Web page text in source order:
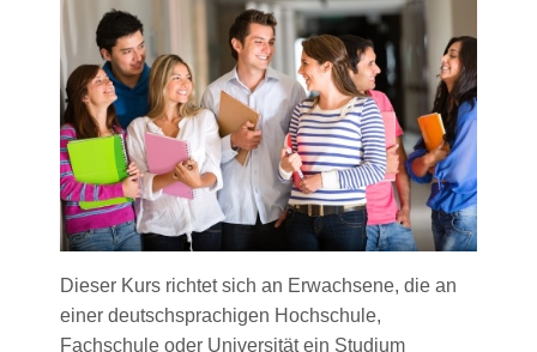
Dieser Kurs richtet sich an Erwachsene, die an
einer deutschsprachigen Hochschule,
Fachschule oder Universität ein Studium